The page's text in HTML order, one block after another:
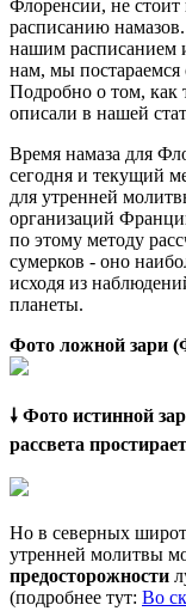
Флоренсии, не стоит
расписанию
нашим расписанием
нам, мы постараемся
Подробно о том, как
описали в нашей
Время намаза для
сегодня и текущий
для утренней
организаций
по этому методу
сумерков - оно
исходя из
планеты.
Фото ложной зари
🠗 Фото истинной
рассвета
Но в северных
утренней молитвы
предосторожности
(подробнее тут: Во